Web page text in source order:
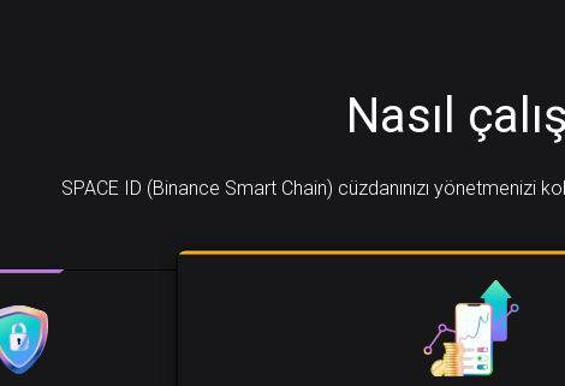
Nasıl
SPACE ID (Binance Smart Chain) cüzdanınızı yönetmenizi